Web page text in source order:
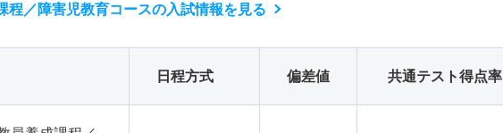
程／障害児教育コースの入試情報を見る
日程方式 偏差値 共通テスト得点率